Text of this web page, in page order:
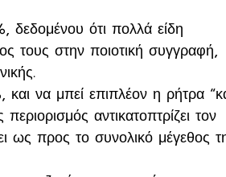
ότι πολλά είδη
τους στην ποιοτική συγγραφή,
να μπεί επιπλέον η ρήτρα
αντικατοπτρίζει τον
ως προς το συνολικό μέγεθος